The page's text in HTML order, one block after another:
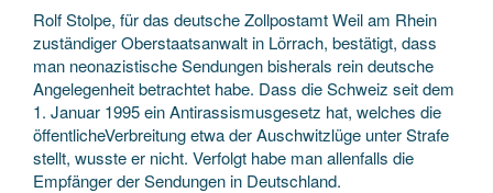
Rolf Stolpe, für das deutsche Zollpostamt Weil am Rhein
zuständiger Oberstaatsanwalt in Lörrach, bestätigt, dass
man neonazistische Sendungen bisherals rein deutsche
Angelegenheit betrachtet habe. Dass die Schweiz seit dem
1. Januar 1995 ein Antirassismusgesetz hat, welches die
öffentlicheVerbreitung etwa der Auschwitzlüge unter Strafe
stellt, wusste er nicht. Verfolgt habe man allenfalls die
Empfänger der Sendungen in Deutschland.